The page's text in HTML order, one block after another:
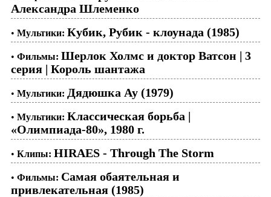
Александра Шлеменко
• Мультики: Кубик, Рубик - клоунада (1985)
• Фильмы: Шерлок Холмс и доктор Ватсон | 3
серия | Король шантажа
• Мультики: Дядюшка Ау (1979)
• Мультики: Классическая борьба |
«Олимпиада-80», 1980 г.
• Клипы: HIRAES - Through The Storm
• Фильмы: Самая обаятельная и
привлекательная (1985)